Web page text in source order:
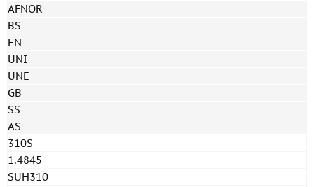
AFNOR
BS
EN
UNI
UNE
GB
SS
AS
310S
1.4845
SUH310